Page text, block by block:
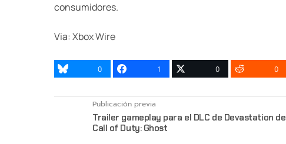
consumidores.
Via:Xbox Wire
0 1 0 0
Publicación previa
Trailer gameplay para el DLC de Devastation de
Call of Duty: Ghost